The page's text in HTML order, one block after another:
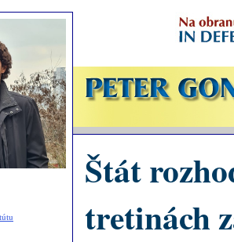
Štát
tretinách